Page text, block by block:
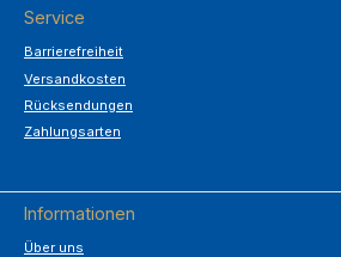
Service
Barrierefreiheit
Versandkosten
Rücksendungen
Zahlungsarten
Informationen
Über uns